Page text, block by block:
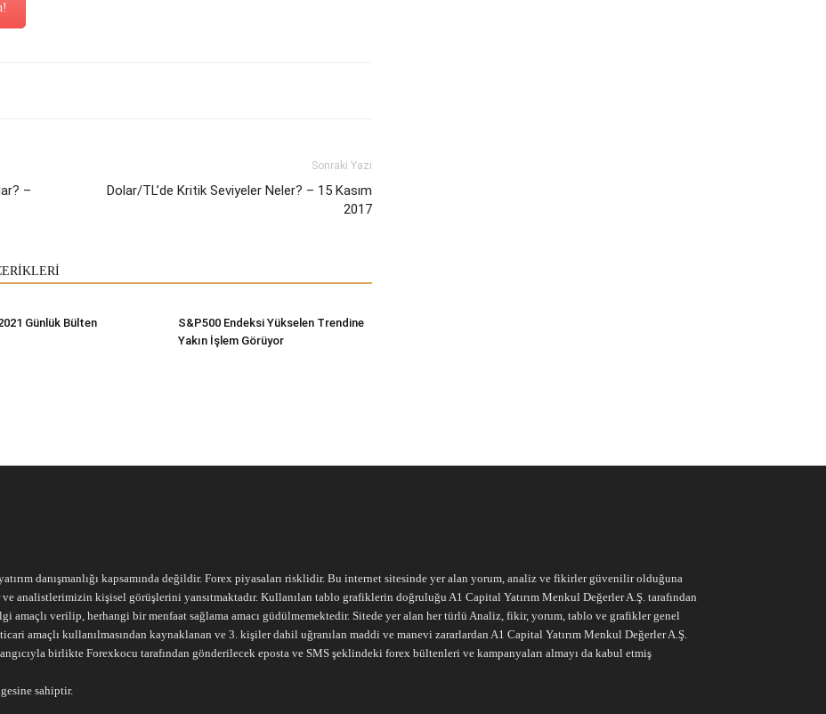
–
Sonraki Yazı
Dolar/TL’de Kritik Seviyeler Neler? – 15 Kasım
2017
Günlük Bülten
S&P500 Endeksi Yükselen Trendine
Yakın İşlem Görüyor
danışmanlığı kapsamında değildir. Forex piyasaları risklidir. Bu internet sitesinde yer alan yorum, analiz ve fikirler güvenilir olduğuna
ve analistlerimizin kişisel görüşlerini yansıtmaktadır. Kullanılan tablo grafiklerin doğruluğu A1 Capital Yatırım Menkul Değerler A.Ş. tarafından
verilip, herhangi bir menfaat sağlama amacı güdülmemektedir. Sitede yer alan her türlü Analiz, fikir, yorum, tablo ve grafikler genel
amaçlı kullanılmasından kaynaklanan ve 3. kişiler dahil uğranılan maddi ve manevi zararlardan A1 Capital Yatırım Menkul Değerler A.Ş.
birlikte Forexkocu tarafından gönderilecek eposta ve SMS şeklindeki forex bültenleri ve kampanyaları almayı da kabul etmiş
sahiptir.